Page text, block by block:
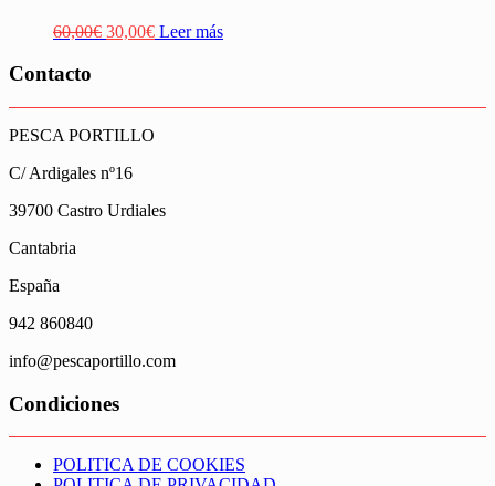
60,00€ El
60,00€.
30,00€El
30,00€.
Leer más
Contacto
PESCA PORTILLO
C/ Ardigales nº16
39700 Castro Urdiales
Cantabria
España
942 860840
info@pescaportillo.com
Condiciones
POLITICA DE COOKIES